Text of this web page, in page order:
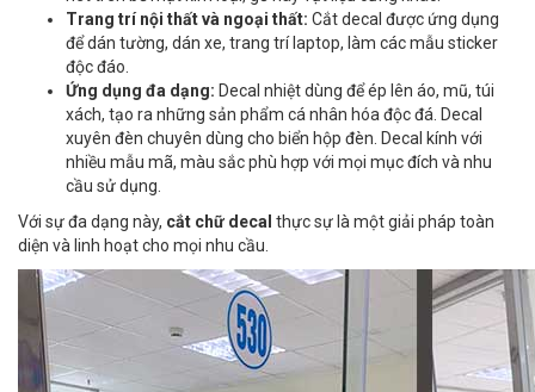
Trang trí nội thất và ngoại thất: Cắt decal được ứng dụng
để dán tường, dán xe, trang trí laptop, làm các mẫu sticker
độc đáo.
Ứng dụng đa dạng: Decal nhiệt dùng để ép lên áo, mũ, túi
xách, tạo ra những sản phẩm cá nhân hóa độc đá. Decal
xuyên đèn chuyên dùng cho biển hộp đèn. Decal kính với
nhiều mẫu mã, màu sắc phù hợp với mọi mục đích và nhu
cầu sử dụng.
Với sự đa dạng này, cắt chữ decal thực sự là một giải pháp toàn
diện và linh hoạt cho mọi nhu cầu.